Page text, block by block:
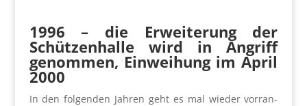
1996– die Erwei­te­rung der
Schüt­zen­hal­le wird in Angriff
genom­men, Ein­wei­hung im April
2000
In den fol­gen­den Jah­ren geht es mal wie­der vor­ran­